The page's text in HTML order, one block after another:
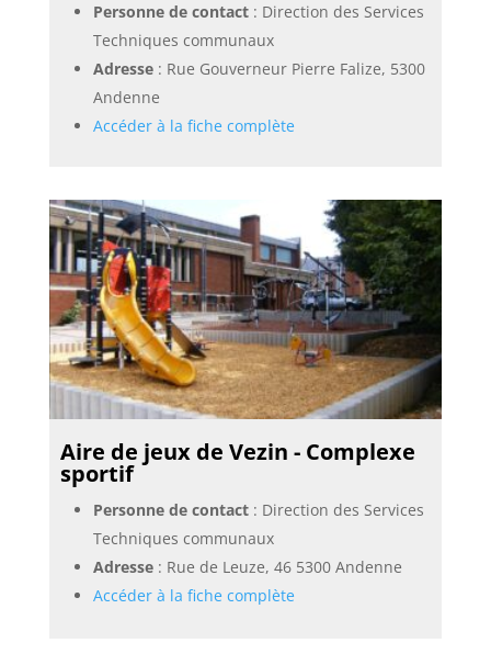
Personne de contact: Direction des Services
Techniques communaux
Adresse: Rue Gouverneur Pierre Falize, 5300
Andenne
Accéder à la fiche complète
Aire de jeux de Vezin - Complexe
sportif
Personne de contact: Direction des Services
Techniques communaux
Adresse: Rue de Leuze, 46 5300 Andenne
Accéder à la fiche complète